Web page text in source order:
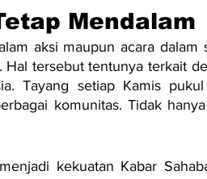
Mendalam
aksi maupun acara dalam
tersebut tentunya terkait
Tayang setiap Kamis
komunitas. Tidak
kekuatan Kabar